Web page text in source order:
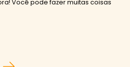
Você pode fazer muitas coisas